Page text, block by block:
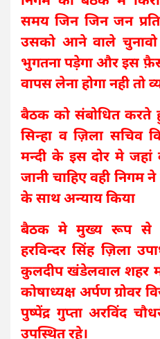
समय जिन जिन जन
उसको आने वाले चुनावो
भुगतना पड़ेगा और इस
वापस लेना होगा नही तो
बैठक को संबोधित करते
सिन्हा व ज़िला सचिव
मन्दी के इस दोर मे जहां
जानी चाहिए वही निगम ने
के साथ अन्याय किया
बैठक मे मुख्य रूप से
हरविन्दर सिंह ज़िला
कुलदीप खंडेलवाल शहर
कोषाध्यक्ष अर्पण ग्रोवर
पुष्पेंद्र गुप्ता अरविंद
उपस्थित रहे।